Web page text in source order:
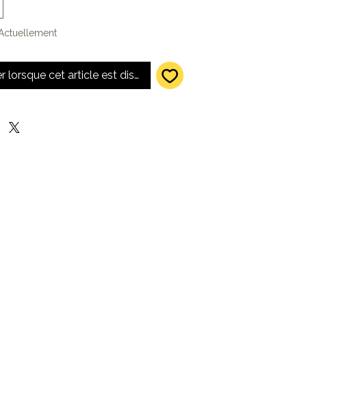
lorsque cet article est disponible